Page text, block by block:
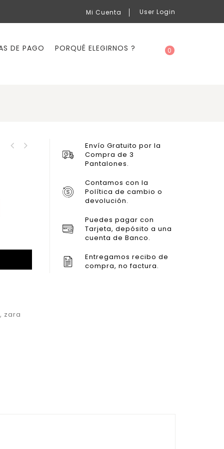
Mi Cuenta User Login
0
DE PAGO PORQUÉ ELEGIRNOS ?
, zara
Envío Gratuito por la
Compra de 3
Pantalones.
Contamos con la
Política de cambio o
devolución.
Puedes pagar con
Tarjeta, depósito a una
cuenta de Banco.
Entregamos recibo de
compra, no factura.